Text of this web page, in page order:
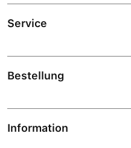
Service
Bestellung
Information